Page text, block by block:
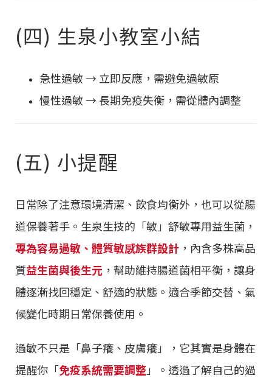
(四) 生泉小教室小結
急性過敏 → 立即反應，需避免過敏原
慢性過敏 → 長期免疫失衡，需從體內調整
(五) 小提醒
日常除了注意環境清潔、飲食均衡外，也可以從腸
道保養著手。生泉生技的「敏」舒敏專用益生菌，
專為容易過敏、體質敏感族群設計 ，內含多株高品
質益生菌與後生元 ，幫助維持腸道菌相平衡，讓身
體逐漸找回穩定、舒適的狀態。適合季節交替、氣
候變化時期日常保養使用。
過敏不只是「鼻子癢、皮膚癢」，它其實是身體在
提醒你「免疫系統需要調整」。透過了解自己的過